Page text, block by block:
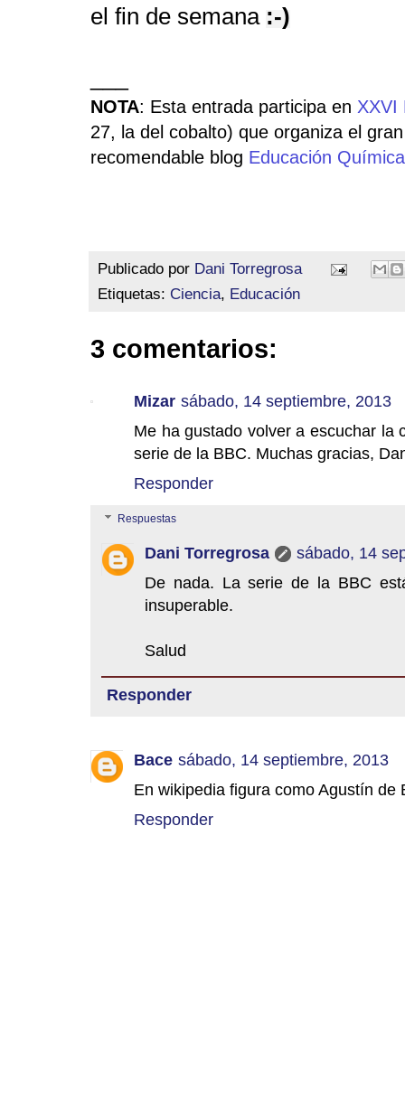
el fin de semana :-)
NOTA: Esta entrada participa en XXVI
27, la del cobalto) que organiza el
recomendable blog Educación Química
Publicado por Dani Torregrosa
Etiquetas: Ciencia, Educación
3 comentarios:
Mizar sábado, 14 septiembre, 2013
Me ha gustado volver a escuchar la
serie de la BBC. Muchas gracias,
Responder
Respuestas
Dani Torregrosa
sábado, 14
De nada. La serie de la BBC
insuperable.
Salud
Responder
Bace sábado, 14 septiembre, 2013
En wikipedia figura como Agustín de
Responder